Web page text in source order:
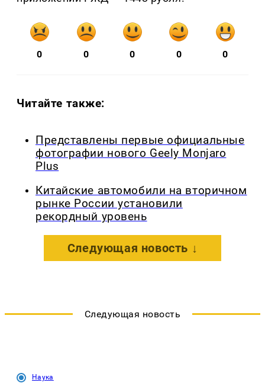
0 0 0 0 0
Читайте также:
Представлены первые официальные
фотографии нового Geely Monjaro
Plus
Китайские автомобили на вторичном
рынке России установили
рекордный уровень
Следующая новость ↓
Следующая новость
Наука